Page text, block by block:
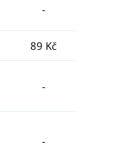
-
89 Kč
-
-